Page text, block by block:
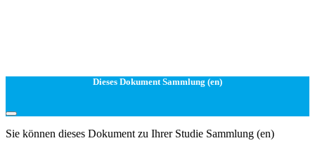
Dieses Dokument Sammlung (en)
Sie können dieses Dokument zu Ihrer Studie Sammlung (en)